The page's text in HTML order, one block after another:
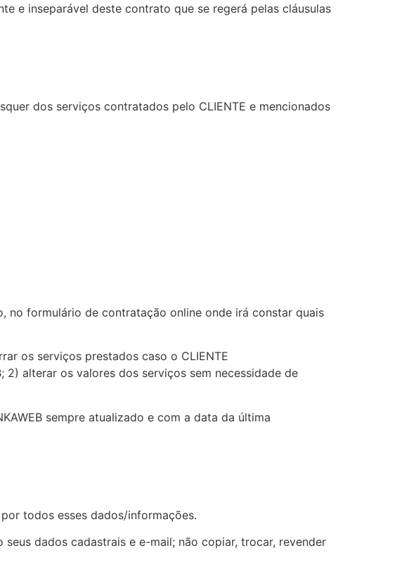
e inseparável deste contrato que se regerá pelas cláusulas
dos serviços contratados pelo CLIENTE e mencionados
no formulário de contratação online onde irá constar quais
os serviços prestados caso o CLIENTE
alterar os valores dos serviços sem necessidade de
sempre atualizado e com a data da última
todos esses dados/informações.
seus dados cadastrais e e-mail; não copiar, trocar, revender